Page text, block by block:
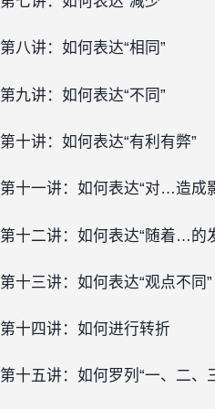
第八讲：如何表达“相同”
第九讲：如何表达“不同”
第十讲：如何表达“有利有弊”
第十一讲：如何表达“对…造成
第十二讲：如何表达“随着…的
第十三讲：如何表达“观点不同”
第十四讲：如何进行转折
第十五讲：如何罗列“一、二、